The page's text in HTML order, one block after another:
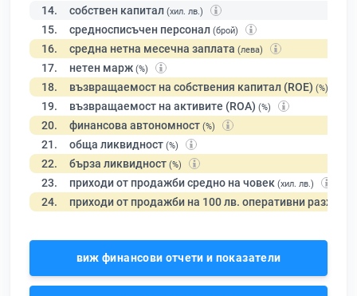
14. собствен капитал (хил. лв.)
15. средносписъчен персонал (брой)
16. средна нетна месечна заплата (лева)
17. нетен марж (%)
18. възвращаемост на собствения капитал (ROE) (%)
19. възвращаемост на активите (ROA) (%)
20. финансова автономност (%)
21. обща ликвидност (%)
22. бърза ликвидност (%)
23. приходи от продажби средно на човек (хил. лв.)
24. приходи от продажби на 100 лв. оперативни разходи
виж финансови отчети и показатели